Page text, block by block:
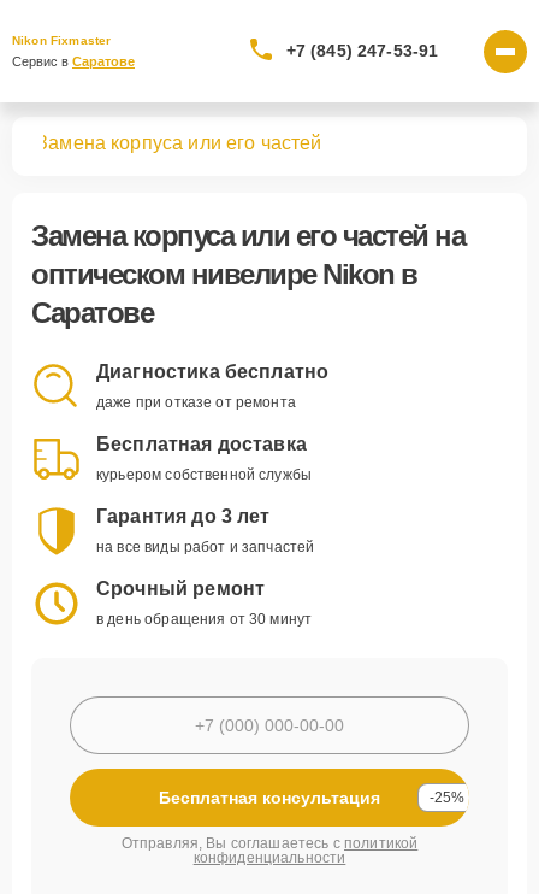
Nikon Fixmaster
Сервис в Саратове
+7 (845) 247-53-91
Замена корпуса или его частей
Замена корпуса или его частей на
оптическом нивелире Nikon в
Саратове
Диагностика бесплатно
даже при отказе от ремонта
Бесплатная доставка
курьером собственной службы
Гарантия до 3 лет
на все виды работ и запчастей
Срочный ремонт
в день обращения от 30 минут
Бесплатная консультация -25%
Отправляя, Вы соглашаетесь с политикой
конфиденциальности